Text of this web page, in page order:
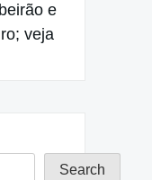
e
veja
Search